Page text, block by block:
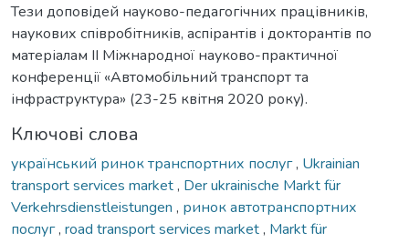
Тези доповідей науково-педагогічних працівників,
наукових співробітників, аспірантів і докторантів по
матеріалам ІІ Міжнародної науково-практичної
конференції «Автомобільний транспорт та
інфраструктура» (23-25 квітня 2020 року).
Ключові слова
український ринок транспортних послуг, Ukrainian
transport services market, Der ukrainische Markt für
Verkehrsdienstleistungen , ринок автотранспортних
послуг, road transport services market, Markt für